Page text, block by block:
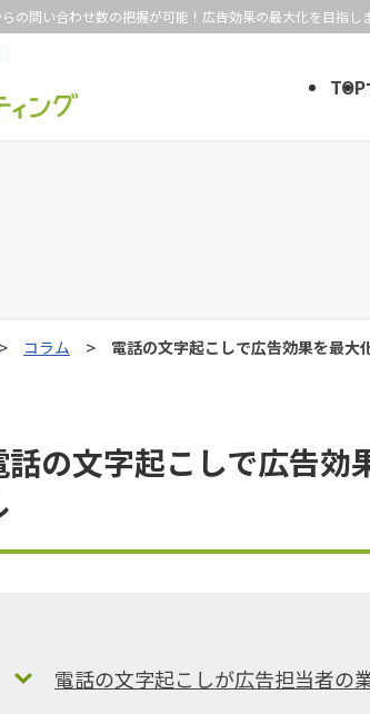
の問い合わせ数の把握が可能！広告効果の最大化を目指し
TOP
コラム 電話の文字起こしで広告効果を最
話の文字起こしで広告効
電話の文字起こしが広告担当者の